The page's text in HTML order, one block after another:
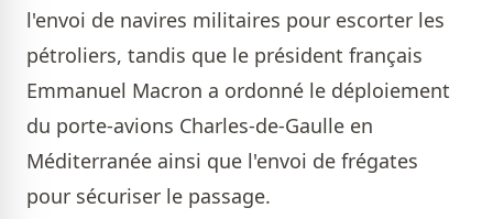
l'envoi de navires militaires pour escorter les
pétroliers, tandis que le président français
Emmanuel Macron a ordonné le déploiement
du porte-avions Charles-de-Gaulle en
Méditerranée ainsi que l'envoi de frégates
pour sécuriser le passage.